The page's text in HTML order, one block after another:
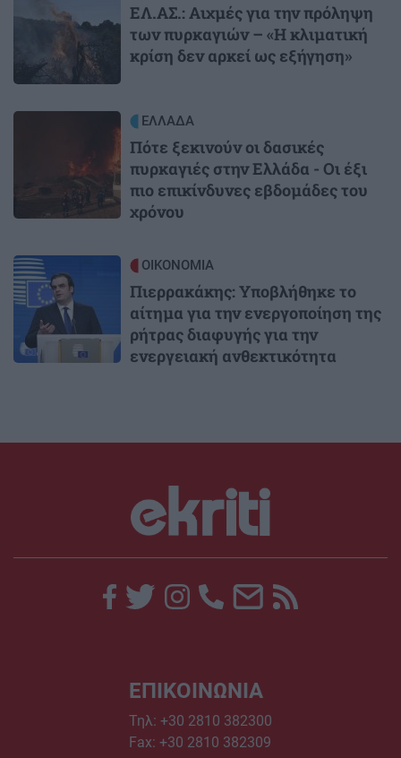
ΕΛ.ΑΣ.: Αιχμές για την πρόληψη
των πυρκαγιών – «Η κλιματική
κρίση δεν αρκεί ως εξήγηση»
ΕΛΛΑΔΑ
Πότε ξεκινούν οι δασικές
πυρκαγιές στην Ελλάδα - Οι έξι
πιο επικίνδυνες εβδομάδες του
χρόνου
Image ΟΙΚΟΝΟΜΙΑ
Πιερρακάκης: Υποβλήθηκε το
αίτημα για την ενεργοποίηση της
ρήτρας διαφυγής για την
ενεργειακή ανθεκτικότητα
ΕΠΙΚΟΙΝΩΝΙΑ
Τηλ: +30 2810 382300
Fax: +30 2810 382309